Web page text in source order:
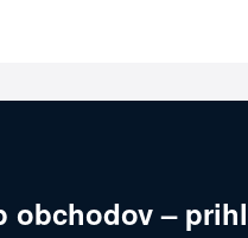
obchodov –